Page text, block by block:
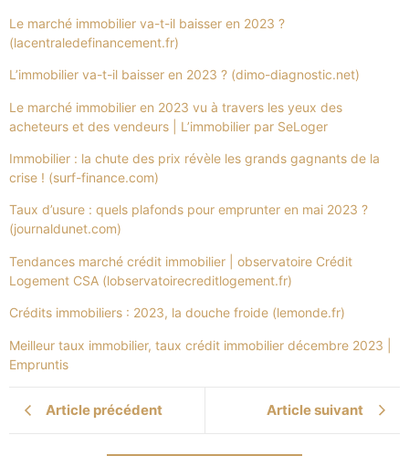
Le marché immobilier va-t-il baisser en 2023 ?
(lacentraledefinancement.fr)
L’immobilier va-t-il baisser en 2023 ? (dimo-diagnostic.net)
Le marché immobilier en 2023 vu à travers les yeux des
acheteurs et des vendeurs | L’immobilier par SeLoger
Immobilier : la chute des prix révèle les grands gagnants de la
crise ! (surf-finance.com)
Taux d’usure : quels plafonds pour emprunter en mai 2023 ?
(journaldunet.com)
Tendances marché crédit immobilier | observatoire Crédit
Logement CSA (lobservatoirecreditlogement.fr)
Crédits immobiliers : 2023, la douche froide (lemonde.fr)
Meilleur taux immobilier, taux crédit immobilier décembre 2023 |
Empruntis
Article précédent Article suivant